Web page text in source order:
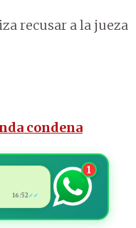
recusar a la jueza
condena
16:52✓✓
1